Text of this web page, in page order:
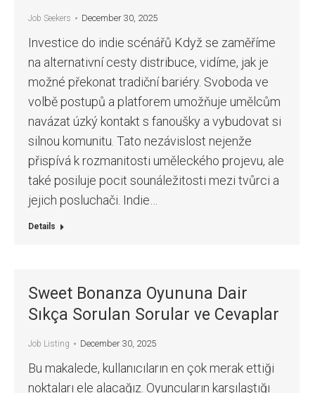
Job Seekers December 30, 2025
Investice do indie scénářů Když se zaměříme
na alternativní cesty distribuce, vidíme, jak je
možné překonat tradiční bariéry. Svoboda ve
volbě postupů a platforem umožňuje umělcům
navázat úzký kontakt s fanoušky a vybudovat si
silnou komunitu. Tato nezávislost nejenže
přispívá k rozmanitosti uměleckého projevu, ale
také posiluje pocit sounáležitosti mezi tvůrci a
jejich posluchači. Indie…
Details
Sweet Bonanza Oyununa Dair
Sıkça Sorulan Sorular ve Cevaplar
Job Listing December 30, 2025
Bu makalede, kullanıcıların en çok merak ettiği
noktaları ele alacağız. Oyuncuların karşılaştığı